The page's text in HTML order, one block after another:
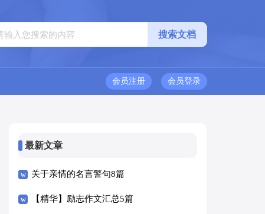
会员登录
会员注册
最新文章
关于亲情的名言警句8篇
【精华】励志作文汇总5篇